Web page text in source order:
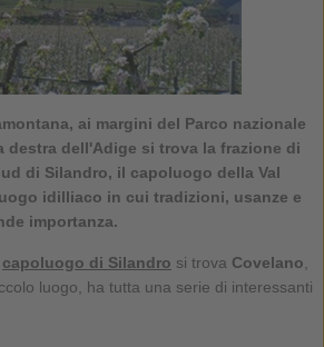
ai margini del Parco nazionale
destra dell'Adige si trova la frazione di
di Silandro, il capoluogo della Val
idilliaco in cui tradizioni, usanze e
importanza.
capoluogo di Silandro si trova Covelano
luogo, ha tutta una serie di interessanti